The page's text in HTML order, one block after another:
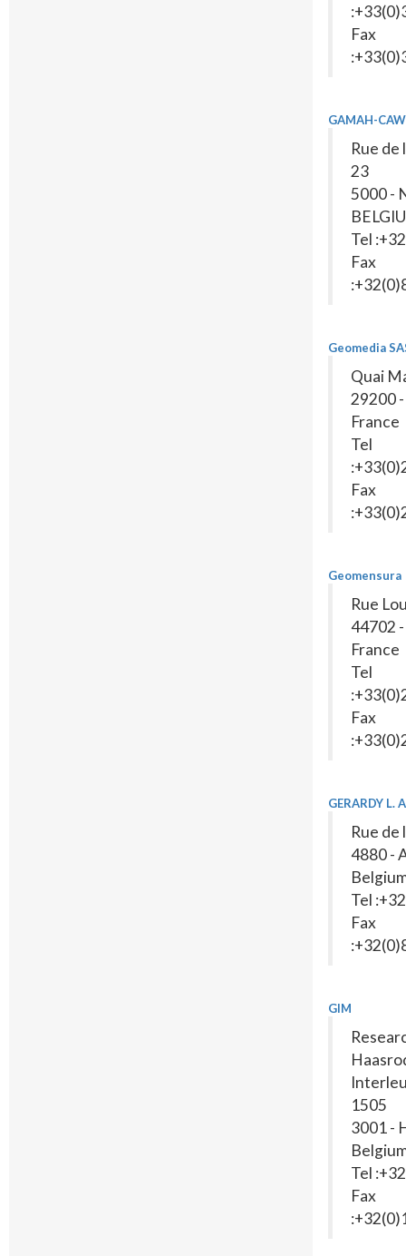
Fax
GAMAH-
Rue de
23
5000 -
Tel
Fax
Geomedia
Quai
29200
France
Tel
Fax
Geomensura
Rue
44702
France
Tel
Fax
GERARDY L.
Rue de
4880 -
Tel
Fax
GIM
1505
3001 -
Tel
Fax